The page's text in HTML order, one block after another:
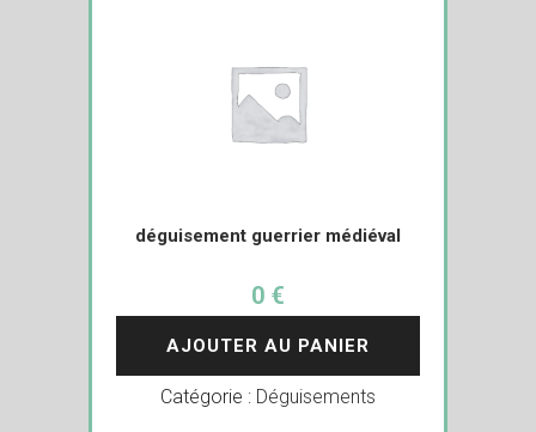
déguisement guerrier médiéval
0 €
AJOUTER AU PANIER
Catégorie : Déguisements